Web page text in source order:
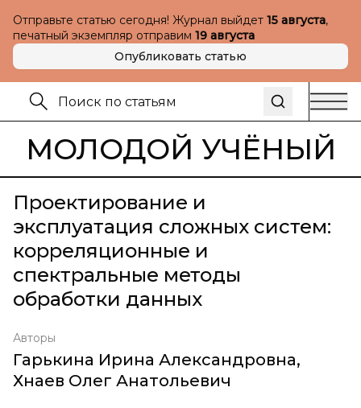
Отправьте статью сегодня! Журнал выйдет 15 августа,
печатный экземпляр отправим 19 августа
Опубликовать статью
МОЛОДОЙ УЧЁНЫЙ
Проектирование и
эксплуатация сложных систем:
корреляционные и
спектральные методы
обработки данных
Авторы
Гарькина Ирина Александровна,
Хнаев Олег Анатольевич